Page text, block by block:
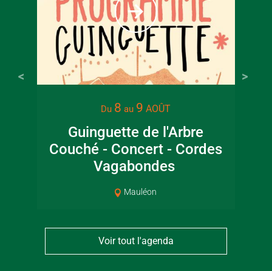
Du 8 au 9 AOÛT
Guinguette de l'Arbre
Couché - Concert - Cordes
Vagabondes
Mauléon
Voir tout l'agenda